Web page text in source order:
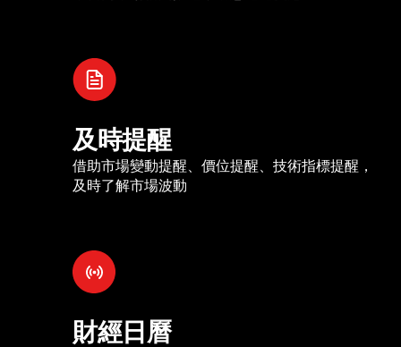
及時提醒
借助市場變動提醒、價位提醒、技術指標提醒，
及時了解市場波動
財經日曆